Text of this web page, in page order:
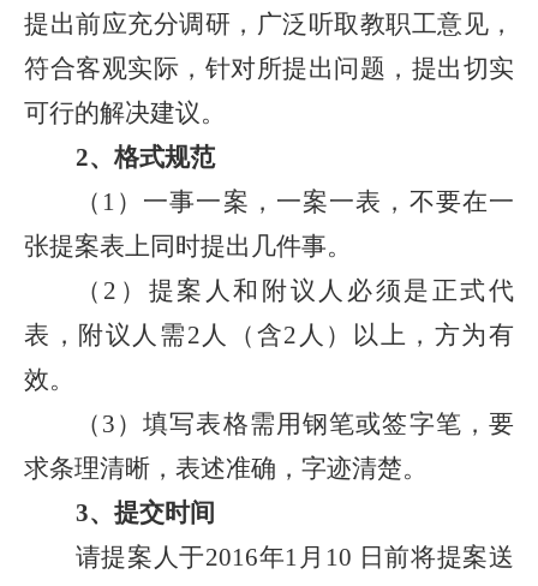
提出前应充分调研，广泛听取教职工意见，
符合客观实际，针对所提出问题，提出切实
可行的解决建议。
2、格式规范
（1）一事一案，一案一表，不要在一
张提案表上同时提出几件事。
（2）提案人和附议人必须是正式代
表，附议人需2人（含2人）以上，方为有
效。
（3）填写表格需用钢笔或签字笔，要
求条理清晰，表述准确，字迹清楚。
3、提交时间
请提案人于2016年1月10 日前将提案送